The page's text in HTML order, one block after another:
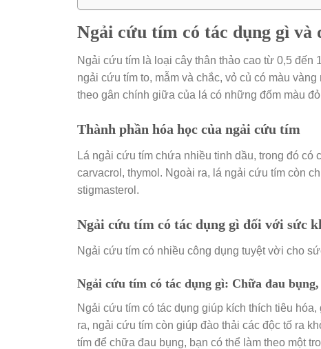
Ngải cứu tím có tác dụng gì và
Ngải cứu tím là loại cây thân thảo cao từ 0,5 đến
ngải cứu tím to, mẫm và chắc, vỏ củ có màu
theo gân chính giữa của lá có những đốm màu
Thành phần hóa học của ngải cứu tím
Lá ngải cứu tím chứa nhiều tinh dầu, trong đó
carvacrol, thymol. Ngoài ra, lá ngải cứu tím còn
stigmasterol.
Ngải cứu tím có tác dụng gì đối với sức
Ngải cứu tím có nhiều công dụng tuyệt vời cho
Ngải cứu tím có tác dụng gì: Chữa đau
Ngải cứu tím có tác dụng giúp kích thích tiêu
ra, ngải cứu tím còn giúp đào thải các độc tố ra
tím để chữa đau bụng, bạn có thể làm theo một